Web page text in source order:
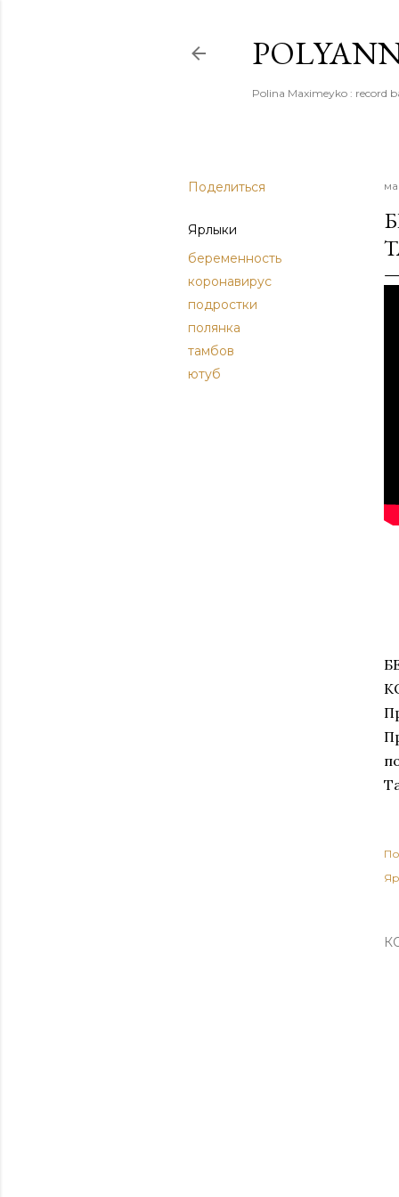
Polina Maximeyko :
Поделиться
Ярлыки
беременность
коронавирус
подростки
полянка
тамбов
ютуб